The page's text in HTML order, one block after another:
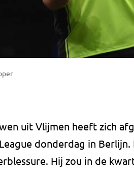
uit Vlijmen heeft zich
donderdag in
Hij zou in de